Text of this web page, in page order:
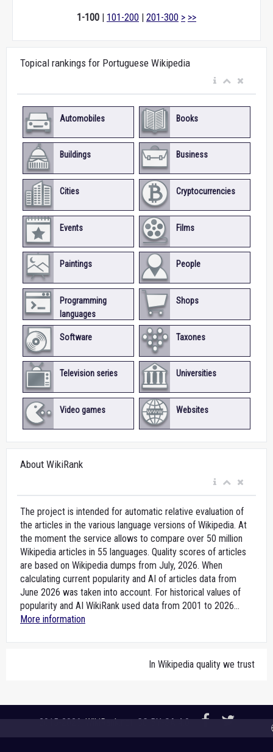
1-100 | 101-200 | 201-300 > >>
Topical rankings for Portuguese Wikipedia
Automobiles Books
Buildings Business
Cities Cryptocurrencies
Events Films
Paintings People
Programming
languages
Shops
Software Taxones
Television series Universities
Video games Websites
About WikiRank
The project is intended for automatic relative evaluation of
the articles in the various language versions of Wikipedia. At
the moment the service allows to compare over 50 million
Wikipedia articles in 55 languages. Quality scores of articles
are based on Wikipedia dumps from July, 2026. When
calculating current popularity and AI of articles data from
June 2026 was taken into account. For historical values of
popularity and AI WikiRank used data from 2001 to 2026...
More information
In Wikipedia quality we trust
2015-2026,WikiRank.net, CC BY-SA 4.0 🌐